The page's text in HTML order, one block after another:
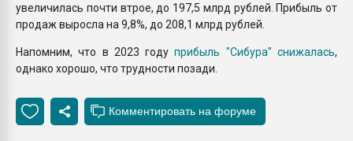
увеличилась почти втрое, до 197,5 млрд рублей. Прибыль от
продаж выросла на 9,8%, до 208,1 млрд рублей.
Напомним, что в 2023 годуприбыль "Сибура" снижалась,
однако хорошо, что трудности позади.